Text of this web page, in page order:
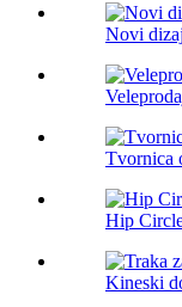
Novi
Tvornica
Hip
Kineski